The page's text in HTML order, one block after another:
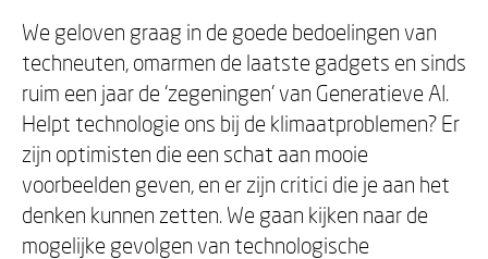
We geloven graag in de goede bedoelingen van
techneuten, omarmen de laatste gadgets en sinds
ruim een jaar de ‘zegeningen’ van Generatieve AI.
Helpt technologie ons bij de klimaatproblemen? Er
zijn optimisten die een schat aan mooie
voorbeelden geven, en er zijn critici die je aan het
denken kunnen zetten. We gaan kijken naar de
mogelijke gevolgen van technologische